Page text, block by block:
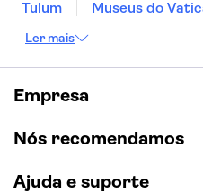
Tulum
Museus do
Capela Sistina
Sagrada Família
Empire State Building
Burj Khalifa
Discovery Cove
Ler mais
Empresa
Nós recomendamos
Ajuda e suporte